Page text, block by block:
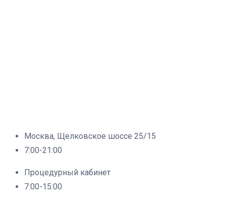
Москва, Щелковское шоссе 25/15
7:00-21:00
Процедурный кабинет
7:00-15:00